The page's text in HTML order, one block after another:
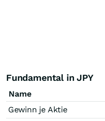
Fundamental in JPY
Name
Gewinn je Aktie